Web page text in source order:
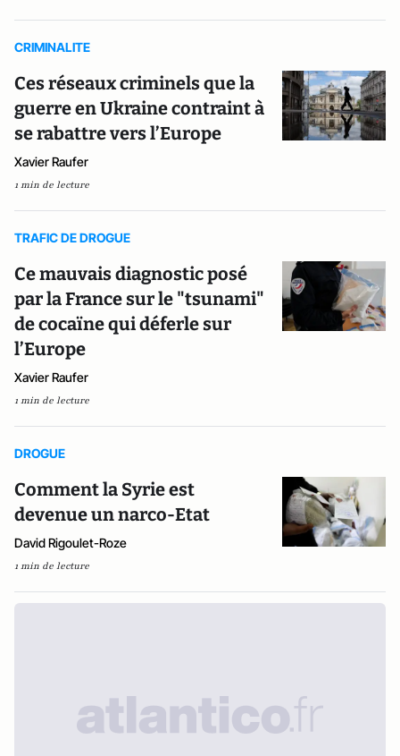
CRIMINALITE
Ces réseaux criminels que la
guerre en Ukraine contraint à
se rabattre vers l’Europe
Xavier Raufer
1 min de lecture
TRAFIC DE DROGUE
Ce mauvais diagnostic posé
par la France sur le "tsunami"
de cocaïne qui déferle sur
l’Europe
Xavier Raufer
1 min de lecture
DROGUE
Comment la Syrie est
devenue un narco-Etat
David Rigoulet-Roze
1 min de lecture